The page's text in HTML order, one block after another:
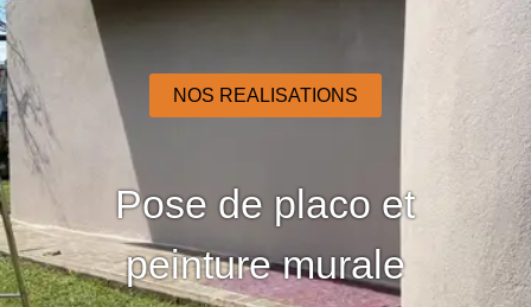
NOS REALISATIONS
Pose de placo et
peinture murale